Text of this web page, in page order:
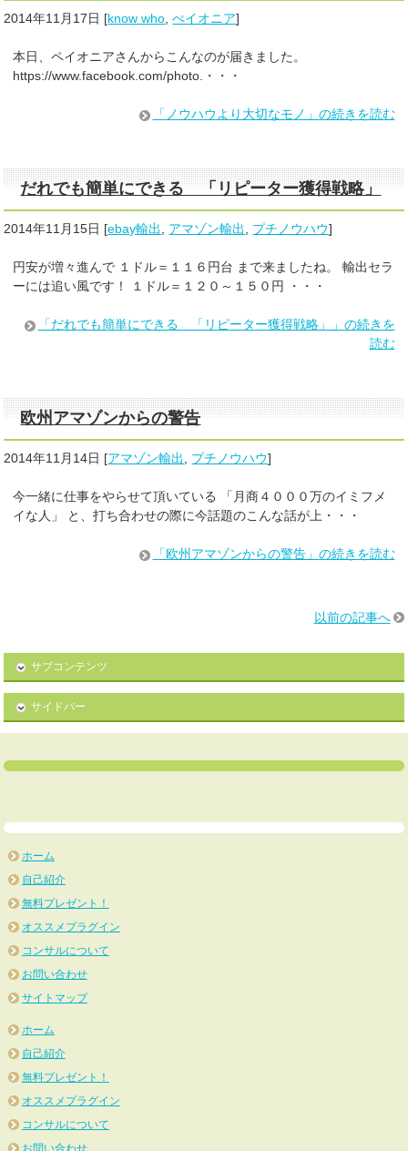
2014年11月17日 [know who ,ぺイオニア]
本日、ペイオニアさんからこんなのが届きました。
https://www.facebook.com/photo.・・・
「ノウハウより大切なモノ」の続きを読む
だれでも簡単にできる 「リピーター獲得戦略」
2014年11月15日 [ebay輸出 アマゾン輸出 プチノウハウ]
円安が増々進んで １ドル＝１１６円台 まで来ましたね。 輸出セラ
ーには追い風です！ １ドル＝１２０～１５０円 ・・・
「だれでも簡単にできる 「リピーター獲得戦略」」の続きを
読む
欧州アマゾンからの警告
2014年11月14日 [アマゾン輸出 プチノウハウ]
今一緒に仕事をやらせて頂いている 「月商４０００万のイミフメ
イな人」 と、打ち合わせの際に今話題のこんな話が上・・・
「欧州アマゾンからの警告」の続きを読む
以前の記事へ
サブコンテンツ
サイドバー
ホーム
自己紹介
無料プレゼント！
オススメプラグイン
コンサルについて
お問い合わせ
サイトマップ
ホーム
自己紹介
無料プレゼント！
オススメプラグイン
コンサルについて
お問い合わせ